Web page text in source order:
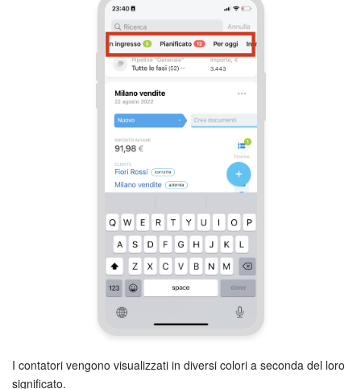
Siti e store
Online store
Dipendenti
Knowledge base
Firma elettronica
Automazione
Flussi di lavoro
Marketing
Gestione inventario
I contatori vengono visualizzati in diversi colori a seconda del loro
significato.